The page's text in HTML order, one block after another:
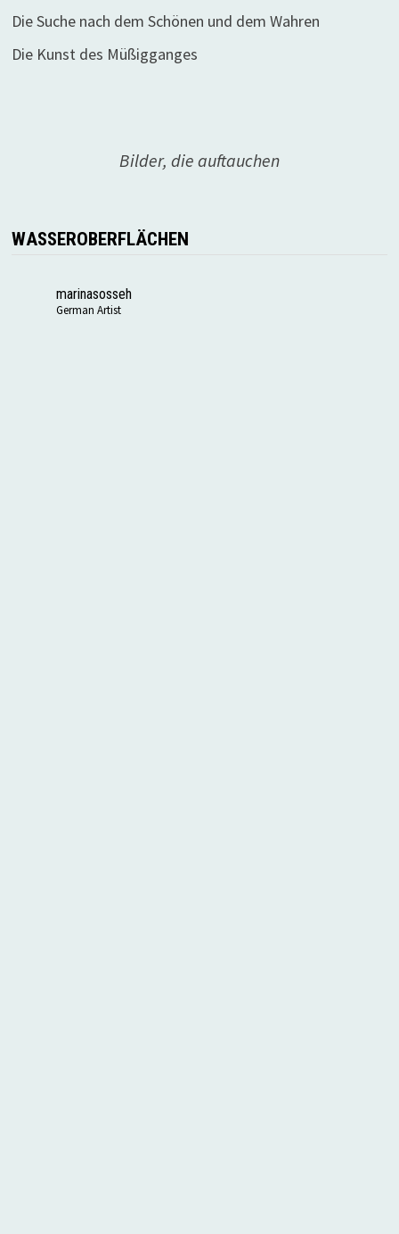
Die Suche nach dem Schönen und dem Wahren
Die Kunst des Müßigganges
Bilder, die auftauchen
WASSEROBERFLÄCHEN
marinasosseh
German Artist